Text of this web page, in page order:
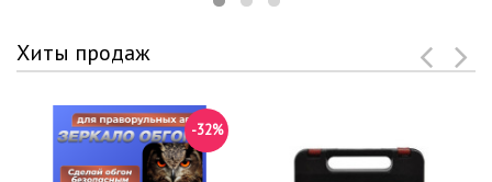
Хиты продаж
-32%